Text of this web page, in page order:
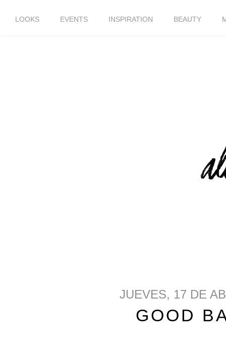
LOOKS EVENTS INSPIRATION BEAUTY
JUEVES, 17 DE
GOOD